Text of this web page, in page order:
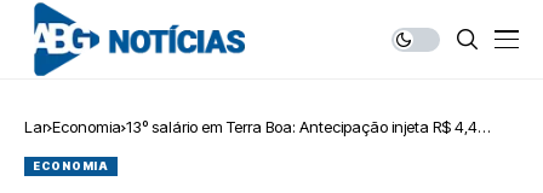
Lar Economia 13º salário em Terra Boa: Antecipação injeta R$ 4,4
ECONOMIA